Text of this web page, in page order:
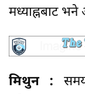
मध्याह्नबाट
मिथुन :